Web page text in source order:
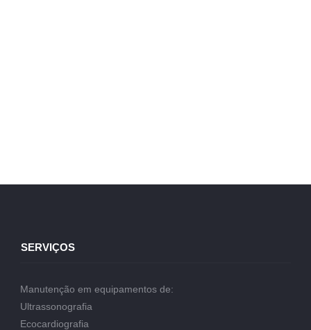
SERVIÇOS
Manutenção em equipamentos de:
Ultrassonografia
Ecocardiografia